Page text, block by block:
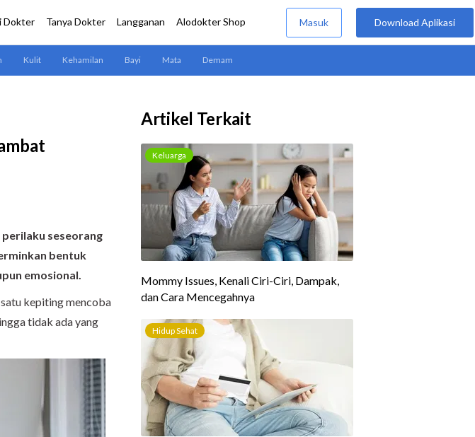
seseorang
bentuk
emosional.
kepiting mencoba
tidak ada yang
Artikel Terkait